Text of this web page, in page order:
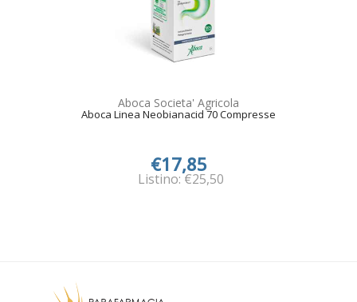
Aboca Societa' Agricola
Aboca Linea Neobianacid 70 Compresse
€17,85
Listino: €25,50